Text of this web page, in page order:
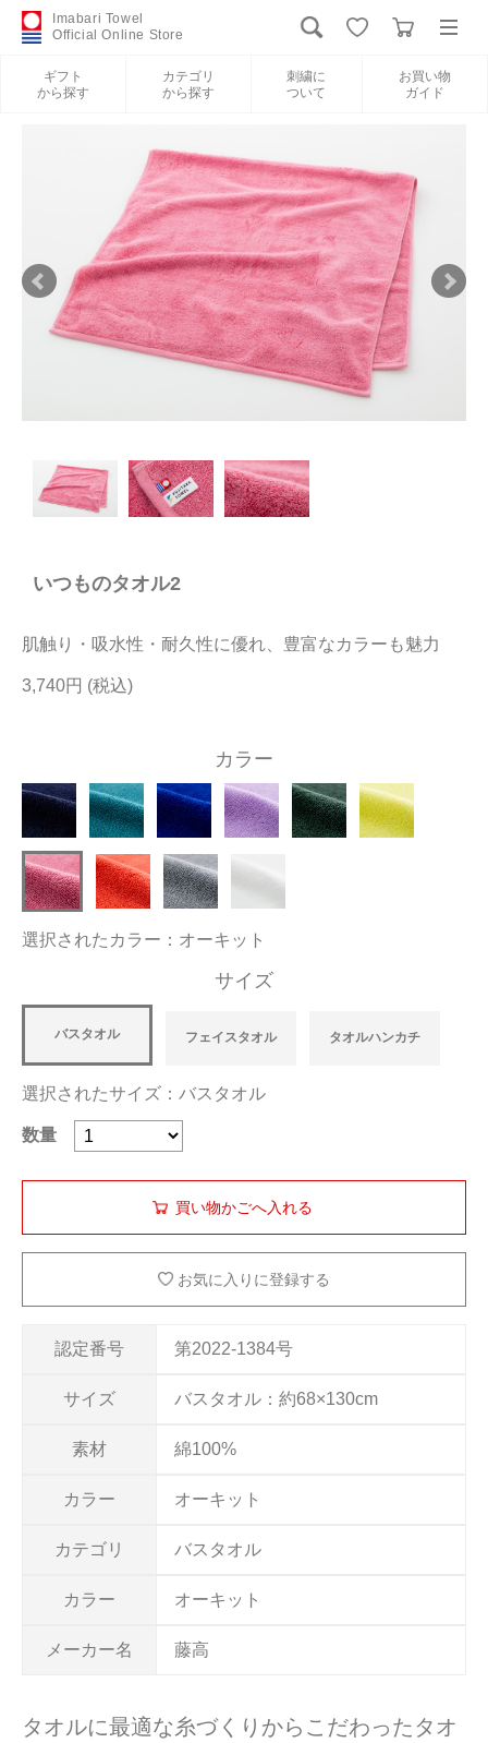
Imabari Towel
Official Online Store
ギフト
から探す
カテゴリ
から探す
刺繍に
ついて
お買い物
ガイド
新規会員登録
ギフトから探す
カテゴリから探す
刺繍について
当サイトについて
大量購入・法人向けの購入の方は
お問い合わせ
いつものタオル2
肌触り・吸水性・耐久性に優れ、豊富なカラーも魅力
3,740円
認定番号 第2022-1384号
サイズ バスタオル：約68×130cm
素材 綿100%
カラー オーキット
カテゴリ バスタオル
カラー オーキット
メーカー名 藤高
カラー
選択されたカラー：オーキット
サイズ
バスタオル フェイスタオル タオルハンカチ
選択されたサイズ：バスタオル
数量
お気に入りに登録する
タオルに最適な糸づくりからこだわったタオ